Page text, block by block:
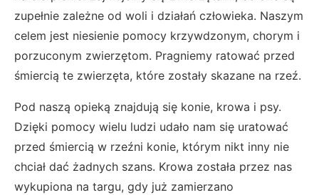
zupełnie zależne od woli i działań człowieka. Naszym
celem jest niesienie pomocy krzywdzonym, chorym i
porzuconym zwierzętom. Pragniemy ratować przed
śmiercią te zwierzęta, które zostały skazane na rzeź.
Pod naszą opieką znajdują się konie, krowa i psy.
Dzięki pomocy wielu ludzi udało nam się uratować
przed śmiercią w rzeźni konie, którym nikt inny nie
chciał dać żadnych szans. Krowa została przez nas
wykupiona na targu, gdy już zamierzano